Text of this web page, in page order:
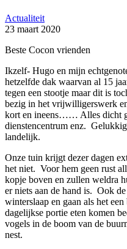
Actualiteit
23 maart 2020
Beste Cocon vrienden
Ikzelf- Hugo en mijn
hetzelfde dak waarvan al 15
tegen een stootje maar dit is
bezig in het vrijwilligerswerk
kort en ineens…… Alles dicht
dienstencentrum enz.
landelijk.
Onze tuin krijgt dezer dagen
het niet. Voor hem geen rust
kopje boven en zullen weldra
er niets aan de hand is. Ook
winterslaap en gaan als het
dagelijkse portie eten komen
vogels in de boom van de
nest.